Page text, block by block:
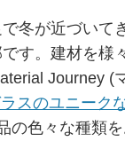
冬が近づいて
す。建材を様
Journey (
スのユニーク
の色々な種類を